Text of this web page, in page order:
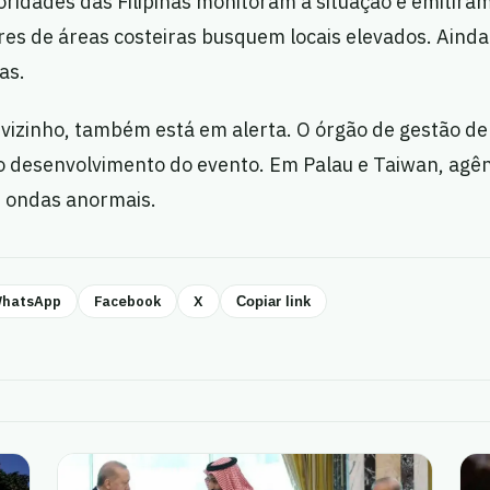
de áreas costeiras busquem locais elevados.
também está em alerta. O órgão de gestão
desenvolvimento do evento. Em Palau e Taiwan,
anormais.
Facebook X Copiar link